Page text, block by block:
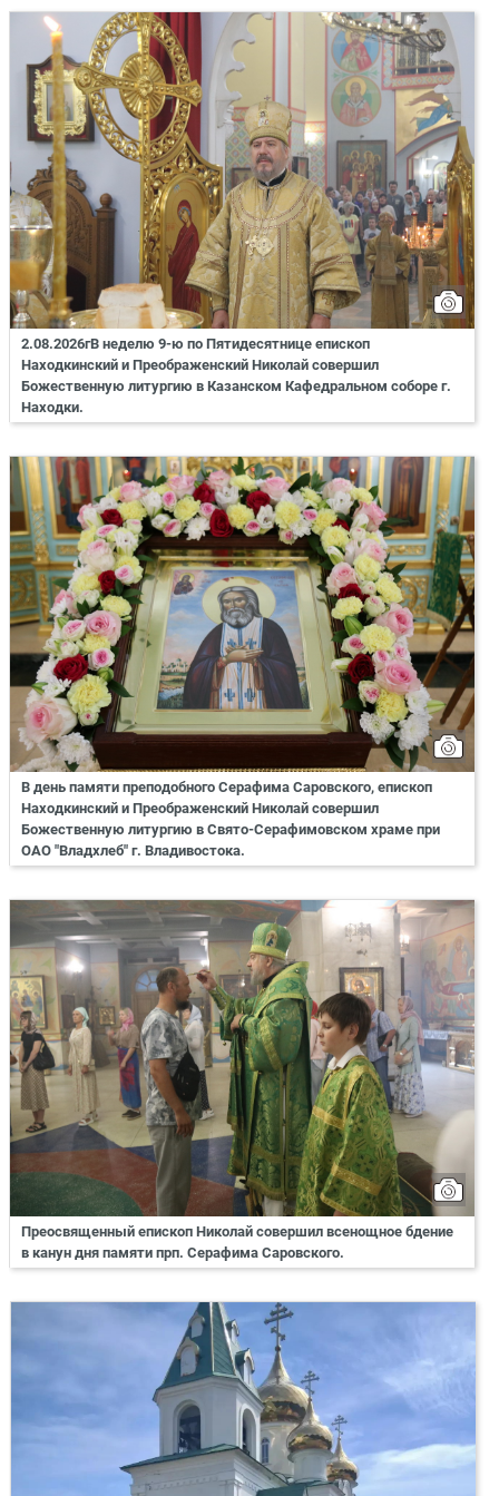
2.08.2026гВ неделю 9-ю по Пятидесятнице епископ
Находкинский и Преображенский Николай совершил
Божественную литургию в Казанском Кафедральном соборе г.
Находки.
В день памяти преподобного Серафима Саровского, епископ
Находкинский и Преображенский Николай совершил
Божественную литургию в Свято-Серафимовском храме при
ОАО "Владхлеб" г. Владивостока.
Преосвященный епископ Николай совершил всенощное бдение
в канун дня памяти прп. Серафима Саровского.